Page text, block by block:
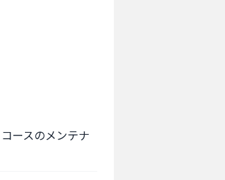
ースのメンテナ